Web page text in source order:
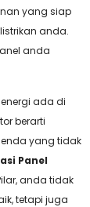
yang siap
anda.
anda
ada di
berarti
yang tidak
Panel
anda tidak
tetapi juga